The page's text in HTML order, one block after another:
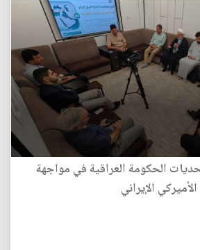
الحكومة العراقية في مواجهة
الإيراني